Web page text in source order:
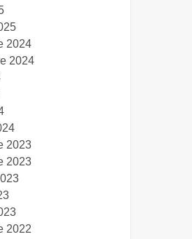
2024
2024
2023
2023
2022